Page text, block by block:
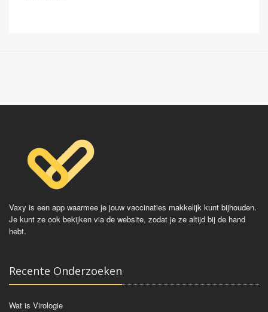
Vaxy is een app waarmee je jouw vaccinaties makkelijk kunt bijhouden.
Je kunt ze ook bekijken via de website, zodat je ze altijd bij de hand
hebt.
Recente Onderzoeken
Wat is Virologie